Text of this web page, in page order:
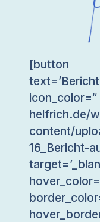
[button
helfrich.de/
content/
16_Bericht-